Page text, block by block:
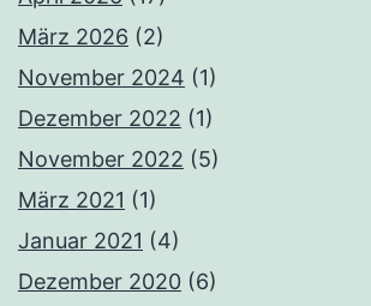
März 2026 (2)
November 2024 (1)
Dezember 2022 (1)
November 2022 (5)
März 2021 (1)
Januar 2021 (4)
Dezember 2020 (6)